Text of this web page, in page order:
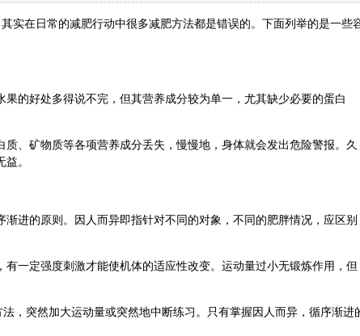
实在日常的减肥行动中很多减肥方法都是错误的。下面列举的是一些
的好处多得说不完，但其营养成分较为单一，尤其缺少必要的蛋白
、矿物质等各项营养成分丢失，慢慢地，身体就会发出危险警报。久
。
进的原则。因人而异即指针对不同的对象，不同的肥胖情况，应区别
一定强度刺激才能使机体的适应性改变。运动量过小无锻炼作用，但
，突然加大运动量或突然地中断练习。只有掌握因人而异，循序渐进